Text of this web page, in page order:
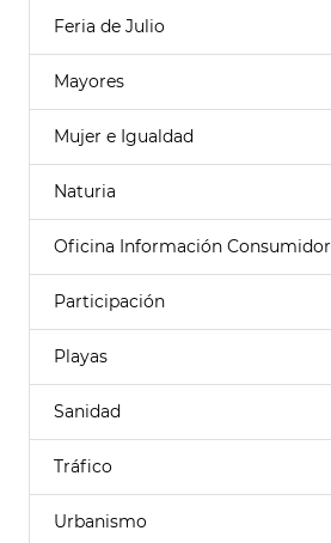
Feria de Julio
Mayores
Mujer e Igualdad
Naturia
Oficina Información Consumidor
Participación
Playas
Sanidad
Tráfico
Urbanismo